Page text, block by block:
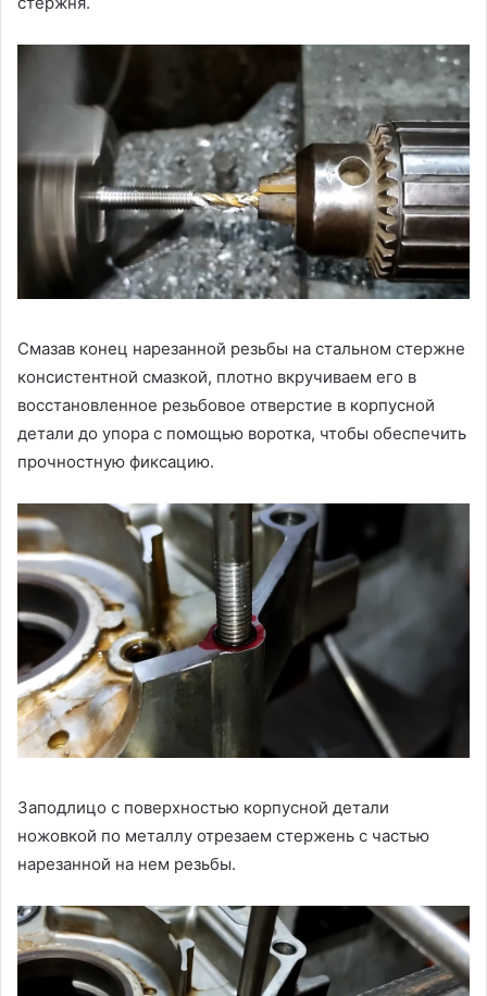
Смазав конец нарезанной резьбы на стальном стержне
консистентной смазкой, плотно вкручиваем его в
восстановленное резьбовое отверстие в корпусной
детали до упора с помощью воротка, чтобы обеспечить
прочностную фиксацию.
Заподлицо с поверхностью корпусной детали
ножовкой по металлу отрезаем стержень с частью
нарезанной на нем резьбы.